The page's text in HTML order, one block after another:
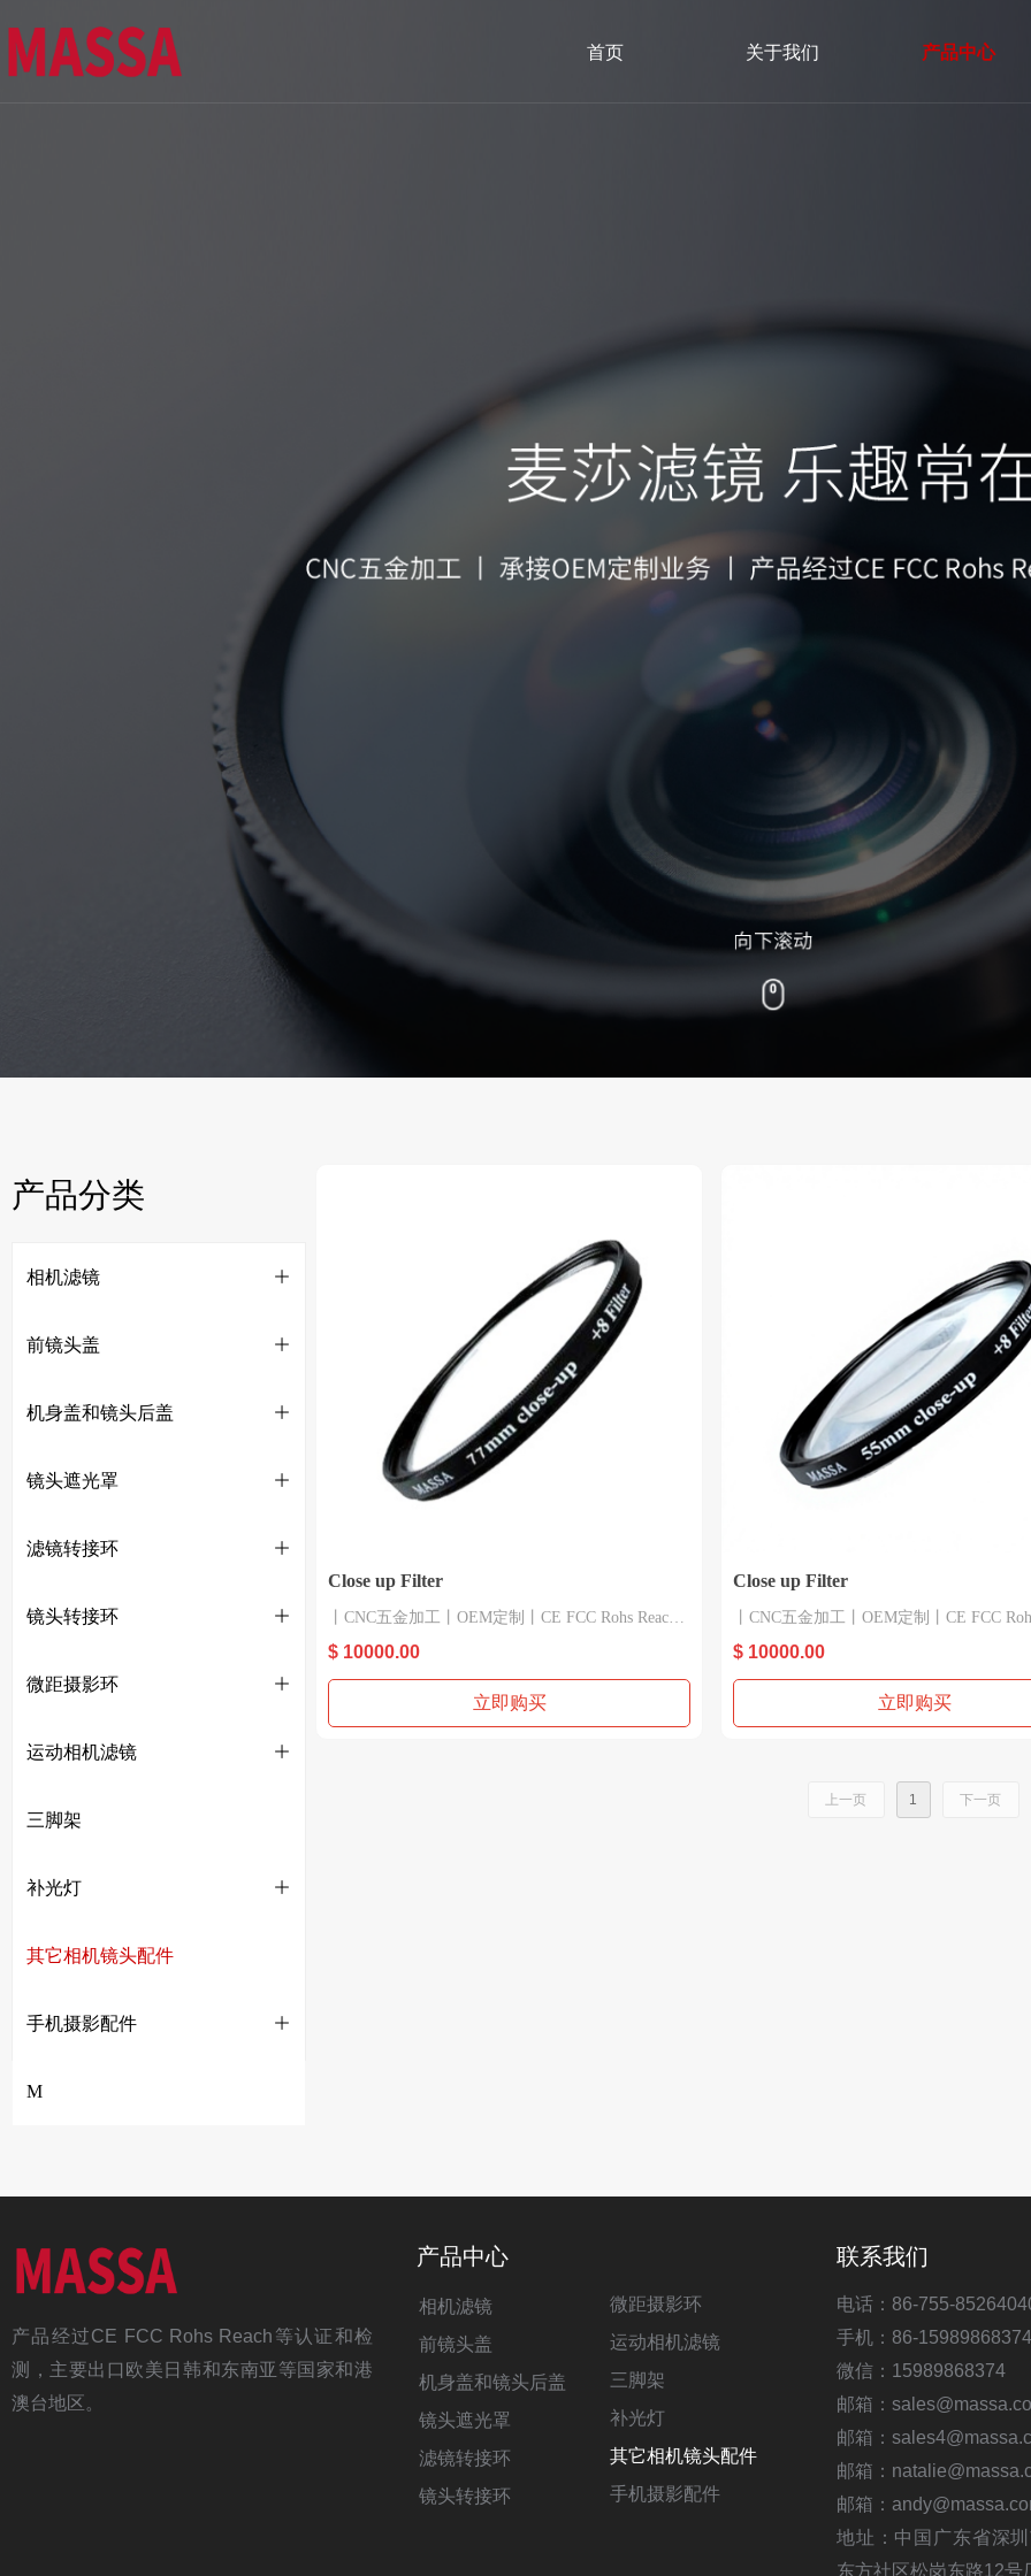
首页 关于我们 产品中心
Close up Filter
丨CNC五金加工丨OEM定制丨CE FCC Rohs Reach
等认证和检测
产品型号：77mm +8、77mm +10
产品材质：适配环，镜头盖，镜
$ 10000.00
立即购买
Close up Filter
丨CNC五金加工丨OEM定制丨CE FCC
等认证和检测
产品型号：52mm +4、55mm +2、55mm +8
产品材质：适配环，镜头盖，镜
出口欧美日韩和东南亚等国家和港澳台地区
$ 10000.00
立即购买
上一页 1 下一页
产品分类
ꄶ
相机滤镜
ꄶ
前镜头盖
ꄶ
机身盖和镜头后盖
ꄶ
镜头遮光罩
ꄶ
滤镜转接环
ꄶ
镜头转接环
ꄶ
微距摄影环
ꄶ
运动相机滤镜
三脚架
ꄶ
补光灯
其它相机镜头配件
ꄶ
手机摄影配件
M
产品经过CE FCC Rohs Reach等认证和检
测，主要出口欧美日韩和东南亚等国家和港
澳台地区。
产品中心
相机滤镜
前镜头盖
机身盖和镜头后盖
镜头遮光罩
滤镜转接环
镜头转接环
微距摄影环
运动相机滤镜
三脚架
补光灯
其它相机镜头配件
手机摄影配件
联系我们
电话：86-755-
手机：86-15989868374
微信：15989868374
邮箱：
邮箱：
邮箱：
邮箱：
地址：中国广东省深
东方社区松岗东路12号